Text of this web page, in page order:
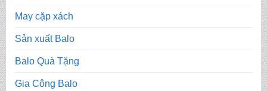
May cặp xách
Sản xuất Balo
Balo Quà Tặng
Gia Công Balo